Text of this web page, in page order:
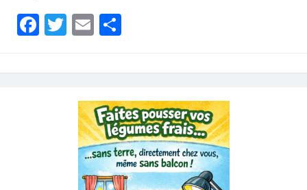
Facebook
Twitter
Email